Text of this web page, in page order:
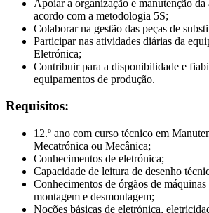
Apoiar a organização e manutenção da
acordo com a metodologia 5S;
Colaborar na gestão das peças de
Participar nas atividades diárias da
Eletrónica;
Contribuir para a disponibilidade e
equipamentos de produção.
Requisitos:
12.º ano com curso técnico em
Mecatrónica ou Mecânica;
Conhecimentos de eletrónica;
Capacidade de leitura de desenho
Conhecimentos de órgãos de máquinas
montagem e desmontagem;
Noções básicas de eletrónica,